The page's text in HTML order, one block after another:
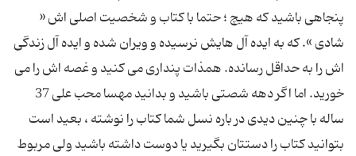
پنجاهی باشید که هیچ ؛ حتما با کتاب و شخصیت اصلی اش «
شادی ». که به ایده آل هایش نرسیده و ویران شده و ایده آل زندگی
اش را به حداقل رسانده. همذات پنداری می کنید و غصه اش را می
خورید. اما اگر دهه شصتی باشید و بدانید مهسا محب علی 37
ساله با چنین دیدی در باره نسل شما کتاب را نوشته ، بعید است
بتوانید کتاب را دستتان بگیرید یا دوست داشته باشید ولی مربوط